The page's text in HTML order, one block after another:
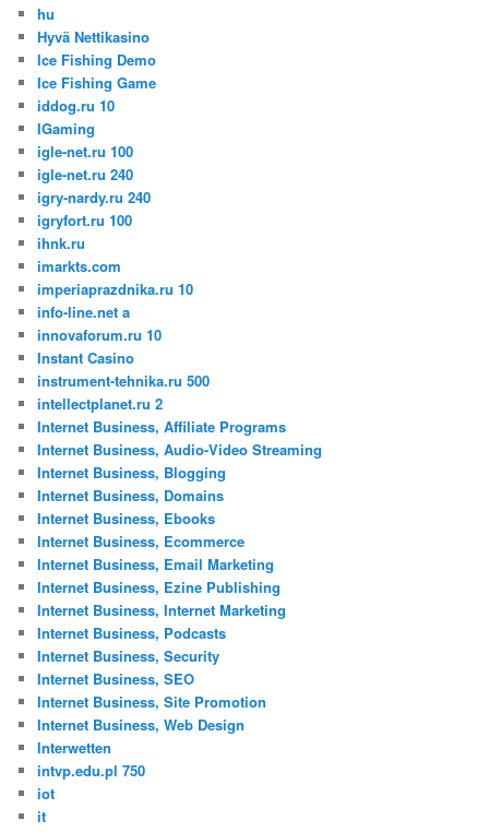
hu
Hyvä Nettikasino
Ice Fishing Demo
Ice Fishing Game
iddog.ru 10
IGaming
igle-net.ru 100
igle-net.ru 240
igry-nardy.ru 240
igryfort.ru 100
ihnk.ru
imarkts.com
imperiaprazdnika.ru 10
info-line.net a
innovaforum.ru 10
Instant Casino
instrument-tehnika.ru 500
intellectplanet.ru 2
Internet Business, Affiliate Programs
Internet Business, Audio-Video Streaming
Internet Business, Blogging
Internet Business, Domains
Internet Business, Ebooks
Internet Business, Ecommerce
Internet Business, Email Marketing
Internet Business, Ezine Publishing
Internet Business, Internet Marketing
Internet Business, Podcasts
Internet Business, Security
Internet Business, SEO
Internet Business, Site Promotion
Internet Business, Web Design
Interwetten
intvp.edu.pl 750
iot
it